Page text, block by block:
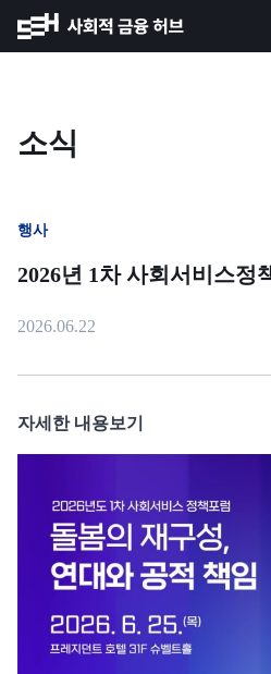
소식
행사
2026년 1차 사회서비스정
2026.06.22
자세한 내용보기